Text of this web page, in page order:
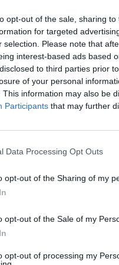
opt-out of the sale, sharing
for targeted
selection. Please note that
interest-based ads based
to third parties prior
of your personal
This information may also be
Participants that may further
Data Processing Opt Outs
opt-out of the Sharing of my
opt-out of the Sale of my
opt-out of processing my
atakos pinkles:
suklastotas pokalbis su
ministru
Lietuvos diena
00:14:23
dėl priešiškų
amžinai kovai
diena
ekspertai atsakė, kaip
baimei